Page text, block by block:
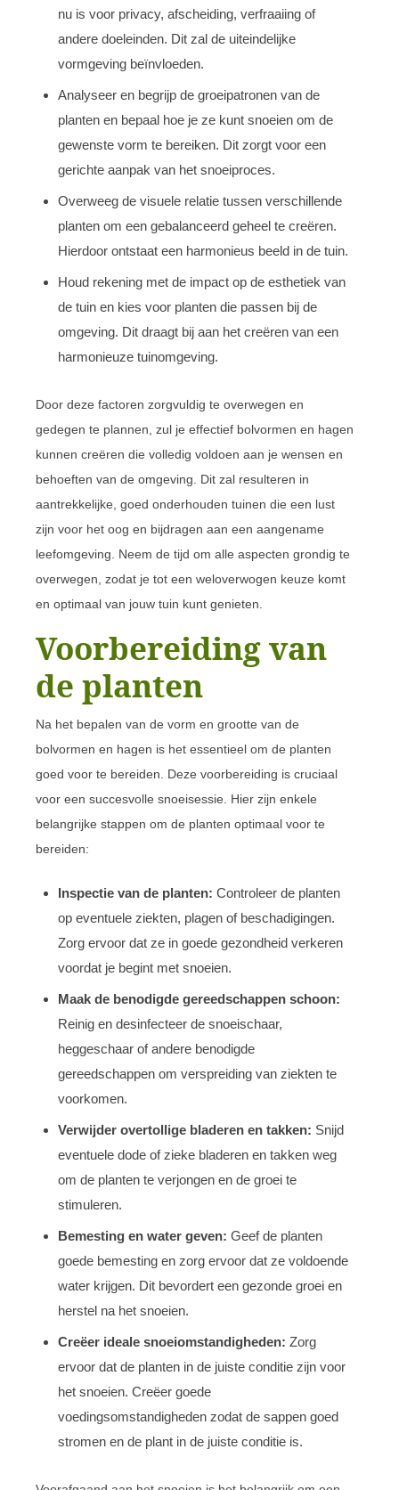
nu is voor privacy, afscheiding, verfraaiing of
andere doeleinden. Dit zal de uiteindelijke
vormgeving beïnvloeden.
Analyseer en begrijp de groeipatronen van de
planten en bepaal hoe je ze kunt snoeien om de
gewenste vorm te bereiken. Dit zorgt voor een
gerichte aanpak van het snoeiproces.
Overweeg de visuele relatie tussen verschillende
planten om een gebalanceerd geheel te creëren.
Hierdoor ontstaat een harmonieus beeld in de tuin.
Houd rekening met de impact op de esthetiek van
de tuin en kies voor planten die passen bij de
omgeving. Dit draagt bij aan het creëren van een
harmonieuze tuinomgeving.
Door deze factoren zorgvuldig te overwegen en
gedegen te plannen, zul je effectief bolvormen en hagen
kunnen creëren die volledig voldoen aan je wensen en
behoeften van de omgeving. Dit zal resulteren in
aantrekkelijke, goed onderhouden tuinen die een lust
zijn voor het oog en bijdragen aan een aangename
leefomgeving. Neem de tijd om alle aspecten grondig te
overwegen, zodat je tot een weloverwogen keuze komt
en optimaal van jouw tuin kunt genieten.
Voorbereiding van
de planten
Na het bepalen van de vorm en grootte van de
bolvormen en hagen is het essentieel om de planten
goed voor te bereiden. Deze voorbereiding is cruciaal
voor een succesvolle snoeisessie. Hier zijn enkele
belangrijke stappen om de planten optimaal voor te
bereiden:
Inspectie van de planten: Controleer de planten
op eventuele ziekten, plagen of beschadigingen.
Zorg ervoor dat ze in goede gezondheid verkeren
voordat je begint met snoeien.
Maak de benodigde gereedschappen schoon:
Reinig en desinfecteer de snoeischaar,
heggeschaar of andere benodigde
gereedschappen om verspreiding van ziekten te
voorkomen.
Verwijder overtollige bladeren en takken: Snijd
eventuele dode of zieke bladeren en takken weg
om de planten te verjongen en de groei te
stimuleren.
Bemesting en water geven: Geef de planten
goede bemesting en zorg ervoor dat ze voldoende
water krijgen. Dit bevordert een gezonde groei en
herstel na het snoeien.
Creëer ideale snoeiomstandigheden: Zorg
ervoor dat de planten in de juiste conditie zijn voor
het snoeien. Creëer goede
voedingsomstandigheden zodat de sappen goed
stromen en de plant in de juiste conditie is.